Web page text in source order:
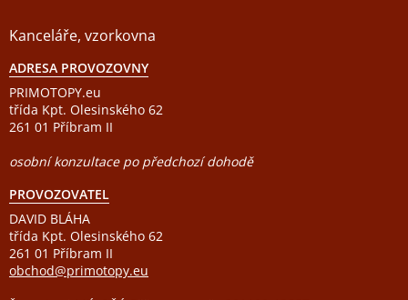
Kanceláře, vzorkovna
ADRESA PROVOZOVNY
PRIMOTOPY.eu
třída Kpt. Olesinského 62
261 01 Příbram II
osobní konzultace po předchozí dohodě
PROVOZOVATEL
DAVID BLÁHA
třída Kpt. Olesinského 62
261 01 Příbram II
obchod@primotopy.eu